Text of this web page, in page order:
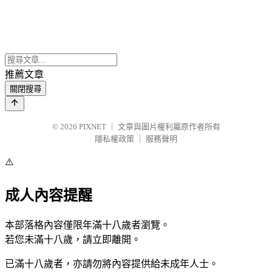
推薦文章
關閉搜尋
© 2026 PIXNET
文章與圖片權利屬原作者所有
隱私權政策
服務聲明
⚠️
成人內容提醒
本部落格內容僅限年滿十八歲者瀏覽。
若您未滿十八歲，請立即離開。
已滿十八歲者，亦請勿將內容提供給未成年人士。